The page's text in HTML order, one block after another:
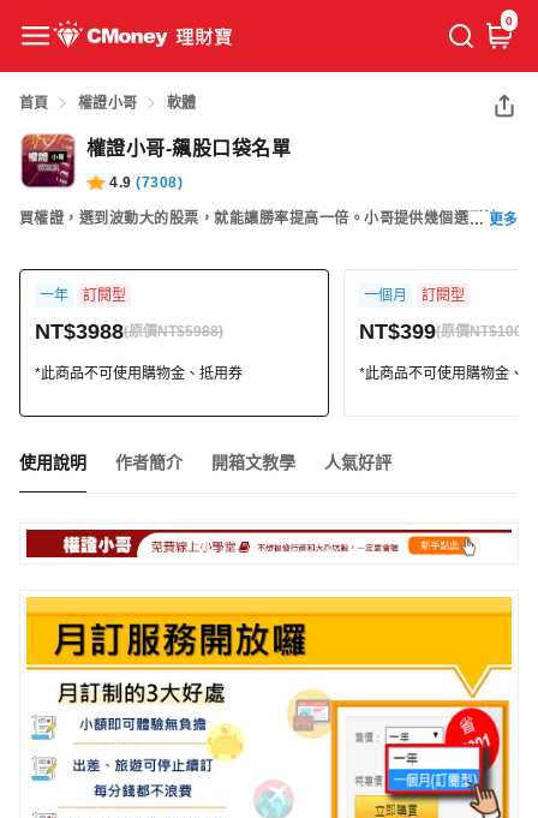
0
首頁 權證小哥 軟體
權證小哥-飆股口袋名單
4.9 (7308)
更多
買權證，選到波動大的股票，就能讓勝率提高一倍。小哥提供幾個選到波動
一年 訂閱型
NT$3988(原價NT$5988)
*此商品不可使用購物金、抵用券
一個月 訂閱型
NT$399(原價NT$1000)
*此商品不可使用購物金、
使用說明 作者簡介 開箱文教學 人氣好評